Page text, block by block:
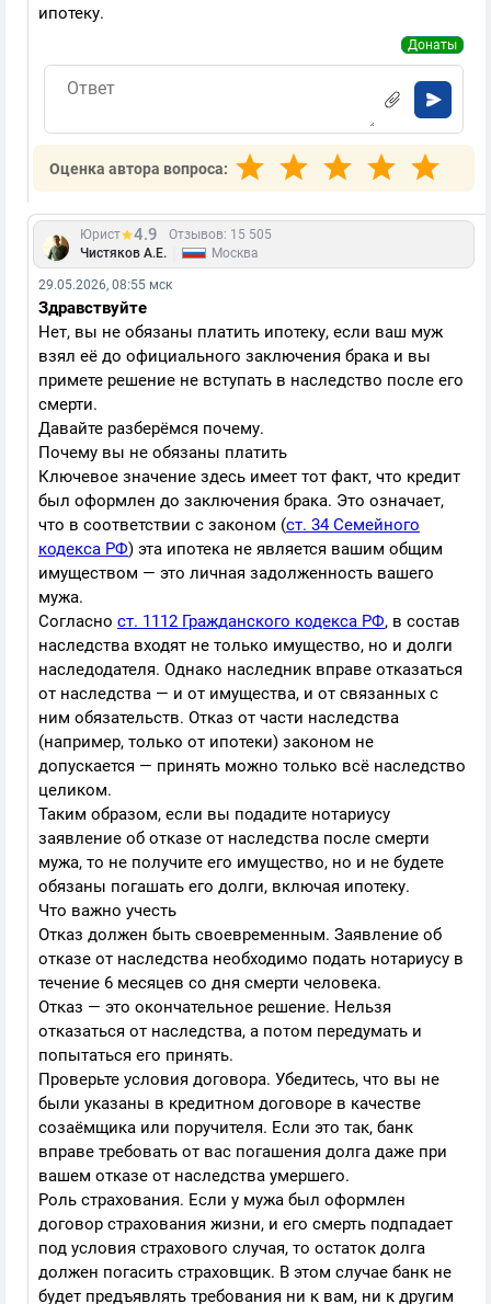
ипотеку.
Донаты
Оценка автора вопроса:
Юрист 4.9
Отзывов: 15 505
Чистяков А.Е.
Москва
29.05.2026, 08:55 мск
Здравствуйте
Нет, вы не обязаны платить ипотеку, если ваш муж
взял её до официального заключения брака и вы
примете решение не вступать в наследство после его
смерти.
Давайте разберёмся почему.
Почему вы не обязаны платить
Ключевое значение здесь имеет тот факт, что кредит
был оформлен до заключения брака. Это означает,
что в соответствии с законом (ст. 34 Семейного
кодекса РФ) эта ипотека не является вашим общим
имуществом — это личная задолженность вашего
мужа.
Согласно ст. 1112 Гражданского кодекса РФ, в состав
наследства входят не только имущество, но и долги
наследодателя. Однако наследник вправе отказаться
от наследства — и от имущества, и от связанных с
ним обязательств. Отказ от части наследства
(например, только от ипотеки) законом не
допускается — принять можно только всё наследство
целиком.
Таким образом, если вы подадите нотариусу
заявление об отказе от наследства после смерти
мужа, то не получите его имущество, но и не будете
обязаны погашать его долги, включая ипотеку.
Что важно учесть
Отказ должен быть своевременным. Заявление об
отказе от наследства необходимо подать нотариусу в
течение 6 месяцев со дня смерти человека.
Отказ — это окончательное решение. Нельзя
отказаться от наследства, а потом передумать и
попытаться его принять.
Проверьте условия договора. Убедитесь, что вы не
были указаны в кредитном договоре в качестве
созаёмщика или поручителя. Если это так, банк
вправе требовать от вас погашения долга даже при
вашем отказе от наследства умершего.
Роль страхования. Если у мужа был оформлен
договор страхования жизни, и его смерть подпадает
под условия страхового случая, то остаток долга
должен погасить страховщик. В этом случае банк не
будет предъявлять требования ни к вам, ни к другим